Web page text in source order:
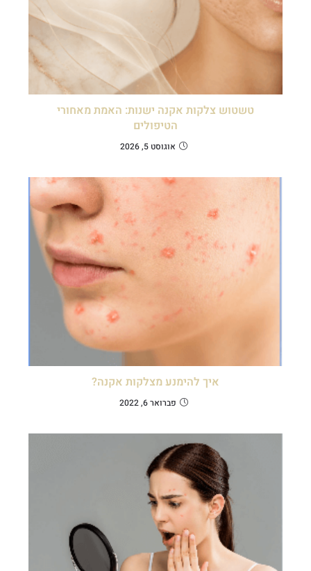
טשטוש צלקות אקנה ישנות: האמת מאחורי
הטיפולים
אוגוסט 5, 2026
איך להימנע מצלקות אקנה?
פברואר 6, 2022